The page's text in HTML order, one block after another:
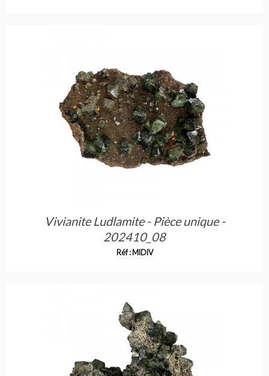
Vivianite Ludlamite - Pièce unique -
202410_08
Réf : MIDIV